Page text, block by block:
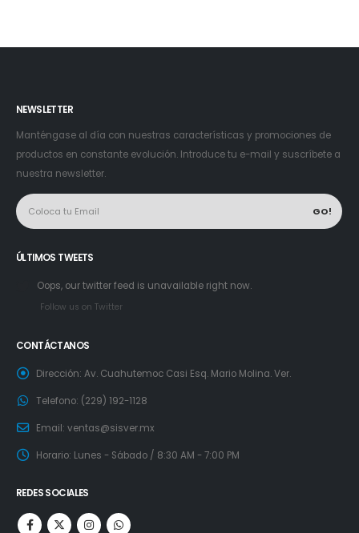
NEWSLETTER
Manténgase al día con nuestras características y promociones de
productos en constante evolución. Introduce tu e-mail y suscríbete a
nuestra newsletter.
ÚLTIMOS TWEETS
Oops, our twitter feed is unavailable right now.
Follow us on Twitter
CONTÁCTANOS
Dirección: Av. Cuahutemoc Casi Esq. Mario Molina. Ver.
Telefono: (229) 192-1128
Email: ventas@sisver.mx
Horario: Lunes - Sábado / 8:30 AM - 7:00 PM
REDES SOCIALES